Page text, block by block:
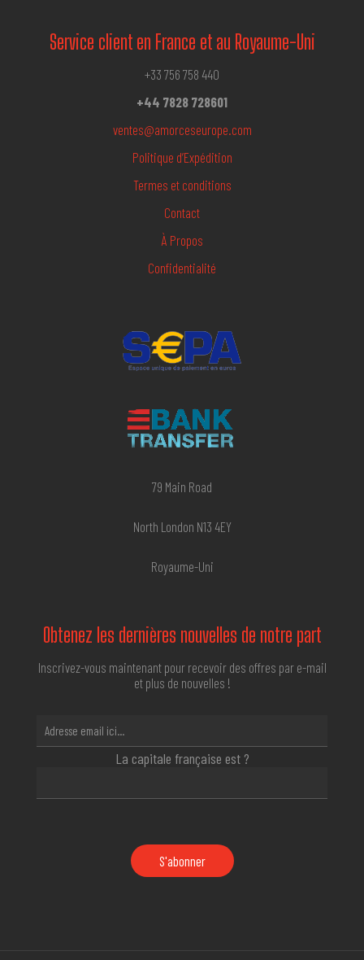
Service client en France et au Royaume-Uni
+33 756 758 440
+44 7828 728601
ventes@amorceseurope.com
Politique d’Expédition
Termes et conditions
Contact
À Propos
Confidentialité
79 Main Road
North London N13 4EY
Royaume-Uni
Obtenez les dernières nouvelles de notre part
Inscrivez-vous maintenant pour recevoir des offres par e-mail
et plus de nouvelles !
La capitale française est ?